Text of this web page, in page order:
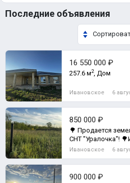
Последние объявления
16 550 000 ₽
257.6 м2, Дом
Ивановское 6
850 000 ₽
🌳 Продается
СНТ "Уралочка"!
место для отдыха
Ивановское 6
900 000 ₽